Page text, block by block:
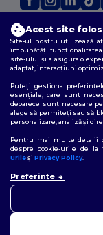
2026.
Termeni și condiții|
urile|Sitemap
Acest site
Site-ul nostru utilizează
îmbunătăți funcționalitatea
site-ului și a asigura o
adaptat, interacțiuni
Puteți gestiona
esențiale, care sunt
deoarece sunt necesare
alege să permiteți sau să
personalizare, analiză și
Pentru mai multe detalii
despre cookie-urile de
urileși Privacy Policy.
Preferințe